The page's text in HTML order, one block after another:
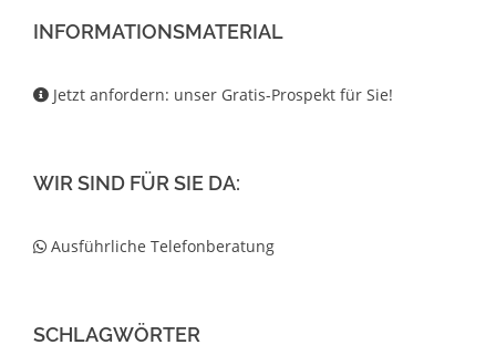
INFORMATIONSMATERIAL
Jetzt anfordern: unser Gratis-Prospekt für Sie!
WIR SIND FÜR SIE DA:
Ausführliche Telefonberatung
SCHLAGWÖRTER